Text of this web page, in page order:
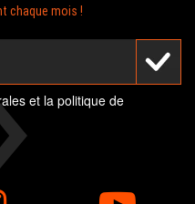
chaque mois !
et lapolitique de